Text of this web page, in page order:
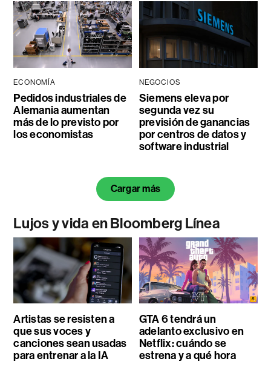
ECONOMÍA
Pedidos industriales de
Alemania aumentan
más de lo previsto por
los economistas
NEGOCIOS
Siemens eleva por
segunda vez su
previsión de ganancias
por centros de datos y
software industrial
Cargar más
Lujos y vida en Bloomberg Línea
Artistas se resisten a
que sus voces y
canciones sean usadas
para entrenar a la IA
GTA 6 tendrá un
adelanto exclusivo en
Netflix: cuándo se
estrena y a qué hora